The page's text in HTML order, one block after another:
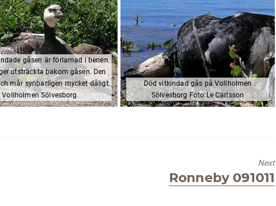
gåsen är förlamad i benen
utsträckta bakom gåsen. Den
mår synbarligen mycket dåligt.
Vollholmen Sölvesborg.
Död vitkindad gås på Vollholmen
Sölvesborg Foto:Le Carlsson
Next
Next
post:
Ronneby 091011